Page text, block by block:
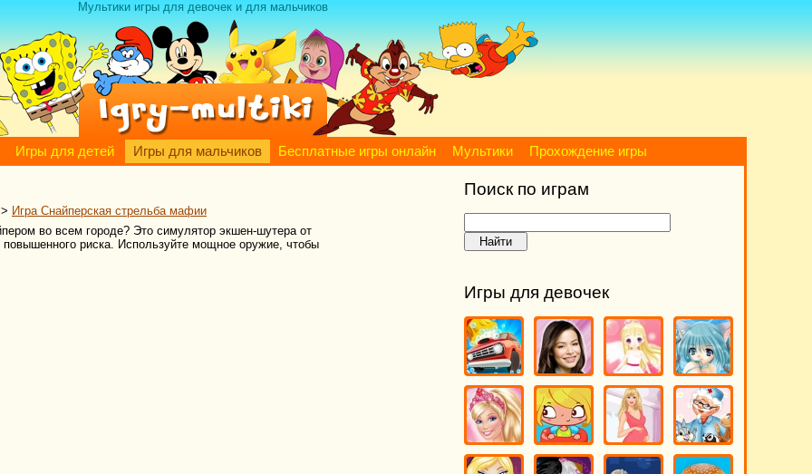
Мультики игры для девочек и для мальчиков
Игры для детей Игры для мальчиков Бесплатные игры онлайн Мультики Прохождение игры
> Игра Снайперская стрельба мафии
во всем городе? Это симулятор экшен-шутера от
риска. Используйте мощное оружие, чтобы
Поиск по играм
Игры для девочек